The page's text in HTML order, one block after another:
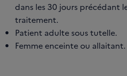
dans les 30 jours précédant
traitement.
Patient adulte sous tutelle.
Femme enceinte ou allaitant.